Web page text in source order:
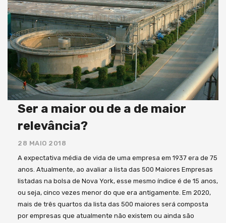
Ser a maior ou de a de maior
relevância?
28 MAIO 2018
A expectativa média de vida de uma empresa em 1937 era de 75
anos. Atualmente, ao avaliar a lista das 500 Maiores Empresas
listadas na bolsa de Nova York, esse mesmo índice é de 15 anos,
ou seja, cinco vezes menor do que era antigamente. Em 2020,
mais de três quartos da lista das 500 maiores será composta
por empresas que atualmente não existem ou ainda são